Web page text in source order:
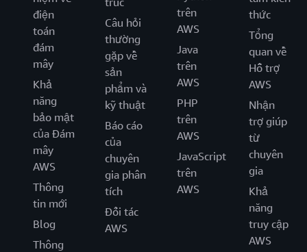
điện
toán
đám
mây
Khả
năng
bảo mật
của Đám
mây
AWS
Thông
tin mới
Blog
Thông
Câu hỏi
thường
gặp về
sản
phẩm và
kỹ thuật
Báo cáo
của
chuyên
gia phân
tích
Đối tác
AWS
trên
AWS
Java
trên
AWS
PHP
trên
AWS
JavaScript
trên
AWS
thức
Tổng
quan về
Hỗ trợ
AWS
Nhận
trợ giúp
từ
chuyên
gia
Khả
năng
truy cập
AWS